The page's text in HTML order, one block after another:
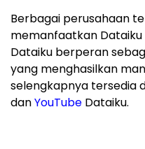
Berbagai perusahaan
memanfaatkan Dataiku
Dataiku berperan
yang menghasilkan
selengkapnya tersedia
danYouTube Dataiku.